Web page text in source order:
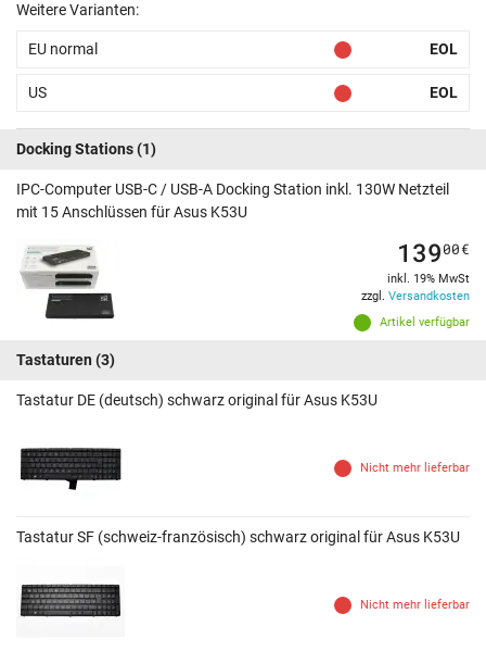
Weitere Varianten:
EU normal EOL
US EOL
Docking Stations(1)
IPC-Computer USB-C / USB-A Docking Station inkl. 130W Netzteil
mit 15 Anschlüssen für Asus K53U
Artikel verfügbar
13900€
inkl. 19% MwSt
zzgl. Versandkosten
Tastaturen (3)
Tastatur DE (deutsch) schwarz original für Asus K53U
Nicht mehr lieferbar
Tastatur SF (schweiz-französisch) schwarz original für Asus K53U
Nicht mehr lieferbar